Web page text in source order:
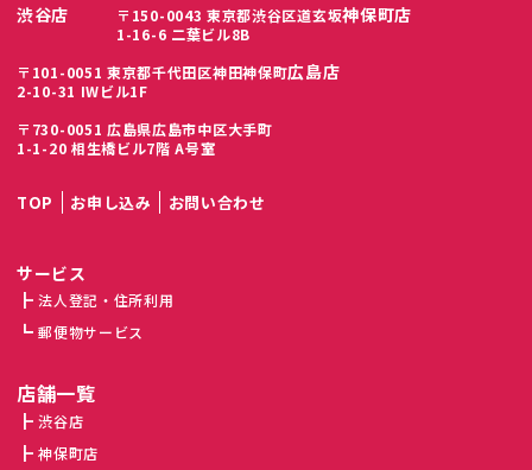
渋谷店
〒150-0043 東京都渋谷区道玄坂
1-16-6 二葉ビル8B
神保町店
〒101-0051 東京都千代田区神田神保町
2-10-31 IWビル1F
広島店
〒730-0051 広島県広島市中区大手町
1-1-20 相生橋ビル7階 A号室
TOP お申し込み お問い合わせ
サービス
法人登記・住所利用
郵便物サービス
店舗一覧
渋谷店
神保町店